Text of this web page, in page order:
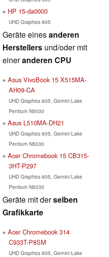
HP 15-da0000
UHD Graphics 605
Geräte einesanderen
Herstellers und/oder mit
eineranderen CPU
Asus VivoBook 15 X515MA-
AH09-CA
UHD Graphics 605, Gemini Lake
Pentium N5030
Asus L510MA-DH21
UHD Graphics 605, Gemini Lake
Pentium N5030
Acer Chromebook 15 CB315-
3HT-P297
UHD Graphics 605, Gemini Lake
Pentium N5030
Geräte mit derselben
Grafikkarte
Acer Chromebook 314
C933T-P8SM
UHD Graphics 605, Gemini Lake